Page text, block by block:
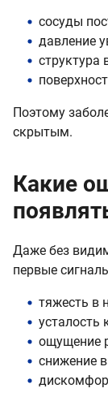
сосуды
давление
структура
Поэтому
скрытым.
Какие
Даже без
первые
тяжесть в
усталость
ощущение
снижение